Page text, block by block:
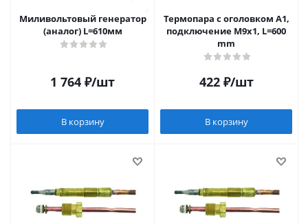
Миливольтовый генератор
(аналог) L=610мм
1 764 ₽/шт
В корзину
Термопара c оголовком А1,
подключение М9х1, L=600
mm
422₽/шт
В корзину